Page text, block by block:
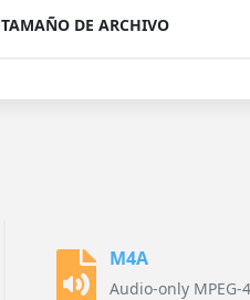
TAMAÑO DE ARCHIVO
M4A
Audio-only MPEG-4